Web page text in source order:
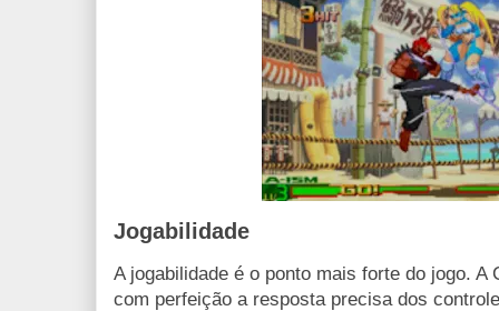
Jogabilidade
A jogabilidade é o ponto mais forte do jogo. A
com perfeição a resposta precisa dos